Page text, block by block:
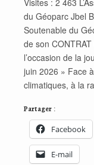
du Géoparc Jbel
Soutenable du
de son
l’occasion de la
juin 2026 » Face
climatiques, à la
Partager :
Facebook
E-mail